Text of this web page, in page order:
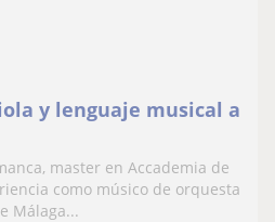
y lenguaje musical a
master en Accademia de
como músico de orquesta
Málaga...